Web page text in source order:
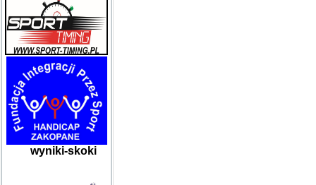
wyniki-skoki